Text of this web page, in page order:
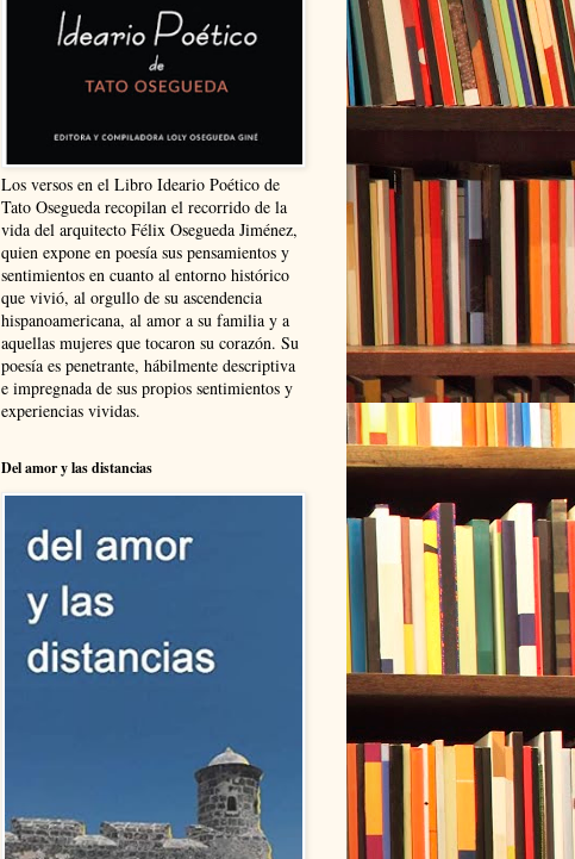
Los versos en el Libro Ideario Poético de
Tato Osegueda recopilan el recorrido de la
vida del arquitecto Félix Osegueda Jiménez,
quien expone en poesía sus pensamientos y
sentimientos en cuanto al entorno histórico
que vivió, al orgullo de su ascendencia
hispanoamericana, al amor a su familia y a
aquellas mujeres que tocaron su corazón. Su
poesía es penetrante, hábilmente descriptiva
e impregnada de sus propios sentimientos y
experiencias vividas.
Del amor y las distancias